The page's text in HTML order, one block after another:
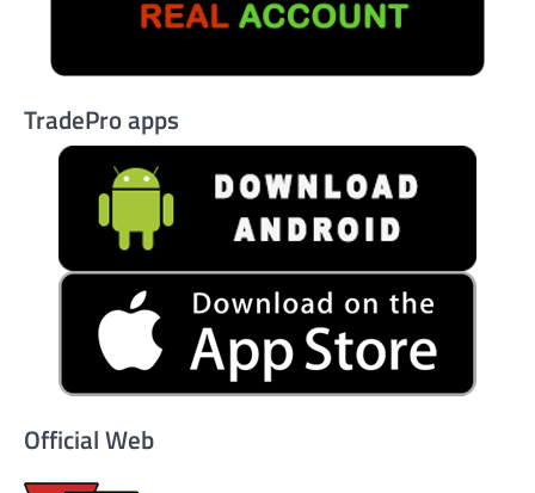
TradePro apps
Official Web